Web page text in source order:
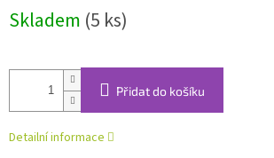
cena:
Skladem (5 ks)
Přidat do košíku
Detailní informace